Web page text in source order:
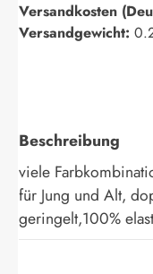
Versandkosten
Versandgewicht:
Beschreibung
viele
für Jung und Alt,
geringelt,100%